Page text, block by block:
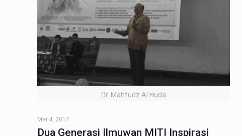
Dr. Mahfudz Al Huda
Mei 4, 2017
Dua Generasi Ilmuwan MITI Inspirasi